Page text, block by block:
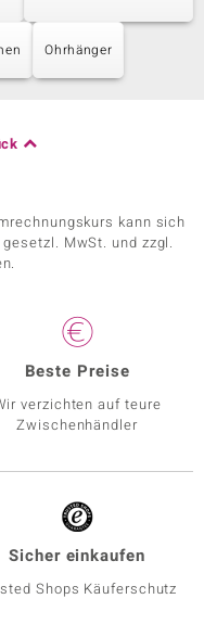
Ohrhänger
kann sich
MwSt. und zzgl.
Beste Preise
verzichten auf teure
Zwischenhändler
Sicher einkaufen
Shops Käuferschutz